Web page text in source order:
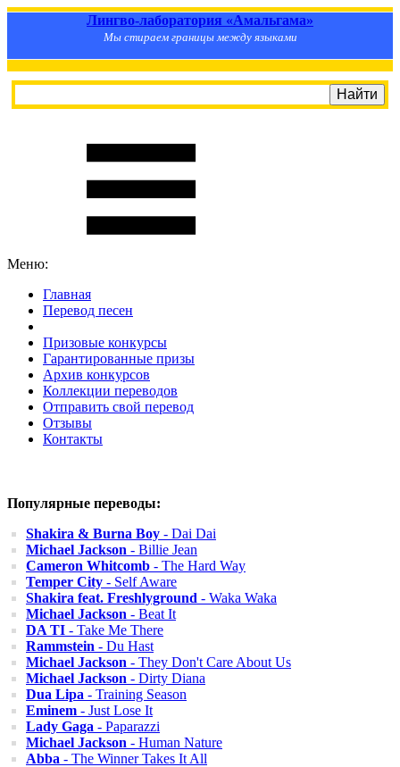
Лингво-лаборатория «Амальгама»
Мы стираем границы между языками
Меню:
Главная
Перевод песен
Призовые конкурсы
Гарантированные призы
Архив конкурсов
Коллекции переводов
Отправить свой перевод
Отзывы
Контакты
Популярные переводы:
Shakira & Burna Boy - Dai Dai
Michael Jackson - Billie Jean
Cameron Whitcomb - The Hard Way
Temper City - Self Aware
Shakira feat. Freshlyground - Waka Waka
Michael Jackson - Beat It
DA TI - Take Me There
Rammstein - Du Hast
Michael Jackson - They Don't Care About Us
Michael Jackson - Dirty Diana
Dua Lipa - Training Season
Eminem - Just Lose It
Lady Gaga - Paparazzi
Michael Jackson - Human Nature
Abba - The Winner Takes It All